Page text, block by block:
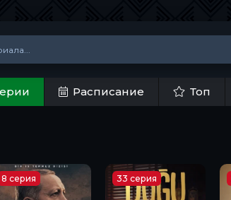
Расписание Топ
8 серия 33 серия